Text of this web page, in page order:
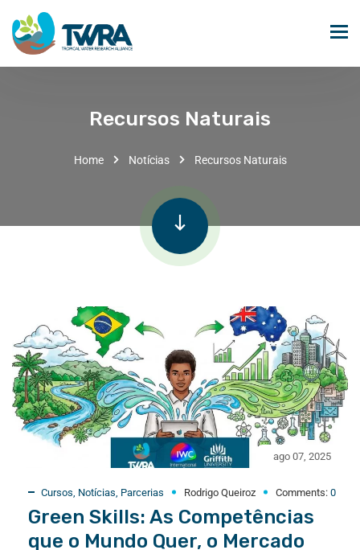
Recursos Naturais
Home Notícias Recursos Naturais
ago 07, 2025
Cursos Notícias Parcerias Rodrigo Queiroz Comments: 0
Green Skills: As Competências
que o Mundo Quer, o Mercado